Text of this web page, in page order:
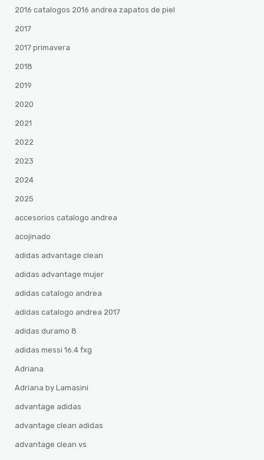
2016 catalogos 2016 andrea zapatos de piel
2017
2017 primavera
2018
2019
2020
2021
2022
2023
2024
2025
accesorios catalogo andrea
acojinado
adidas advantage clean
adidas advantage mujer
adidas catalogo andrea
adidas catalogo andrea 2017
adidas duramo 8
adidas messi 16.4 fxg
Adriana
Adriana by Lamasini
advantage adidas
advantage clean adidas
advantage clean vs